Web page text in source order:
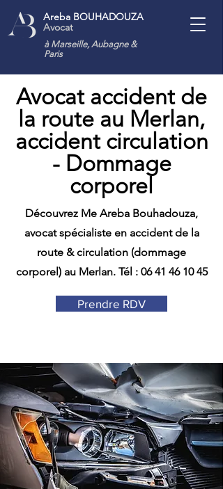
Areba BOUHADOUZA
Avocat
à Marseille, Aubagne &
Paris
Avocat accident de
la route au Merlan,
accident circulation
- Dommage
corporel
Découvrez Me Areba Bouhadouza,
avocat spécialiste en accident de la
route & circulation (dommage
corporel) au Merlan. Tél : 06 41 46 10 45
Prendre RDV